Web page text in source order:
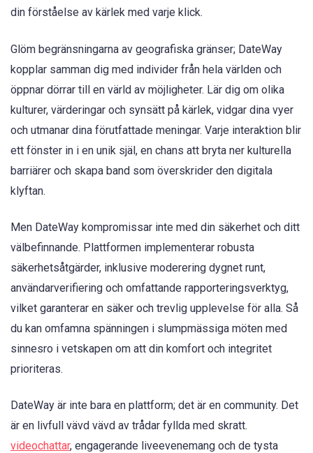
din förståelse av kärlek med varje klick.
Glöm begränsningarna av geografiska gränser; DateWay
kopplar samman dig med individer från hela världen och
öppnar dörrar till en värld av möjligheter. Lär dig om olika
kulturer, värderingar och synsätt på kärlek, vidgar dina vyer
och utmanar dina förutfattade meningar. Varje interaktion blir
ett fönster in i en unik själ, en chans att bryta ner kulturella
barriärer och skapa band som överskrider den digitala
klyftan.
Men DateWay kompromissar inte med din säkerhet och ditt
välbefinnande. Plattformen implementerar robusta
säkerhetsåtgärder, inklusive moderering dygnet runt,
användarverifiering och omfattande rapporteringsverktyg,
vilket garanterar en säker och trevlig upplevelse för alla. Så
du kan omfamna spänningen i slumpmässiga möten med
sinnesro i vetskapen om att din komfort och integritet
prioriteras.
DateWay är inte bara en plattform; det är en community. Det
är en livfull vävd vävd av trådar fyllda med skratt.
videochattar, engagerande liveevenemang och de tysta